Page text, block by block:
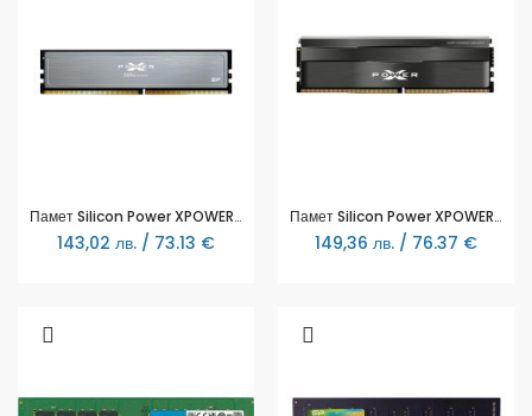
Памет Silicon Power XPOWER Pulse 8GB DDR4 3200MHz CL16 - SP008GXLZU320BSI
143,02 лв. / 73.13 €
Памет Silicon Power XPOWER Zenith 8GB DDR4 UDIMM 3200MHz SP008GXLZU320BSC
149,36 лв. / 76.37 €